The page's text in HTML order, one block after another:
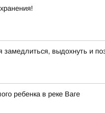
замедлиться, выдохнуть и
ребенка в реке Ваге